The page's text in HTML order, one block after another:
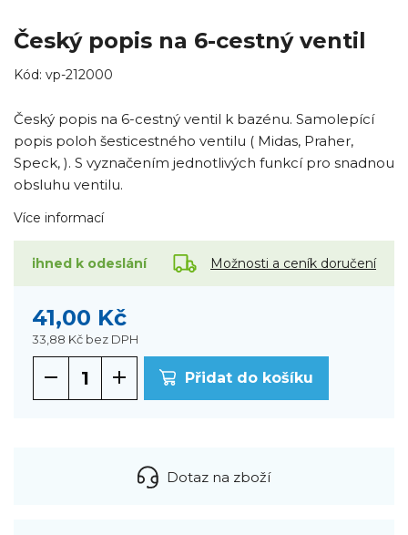
Český popis na 6-cestný ventil
Kód: vp-212000
Český popis na 6-cestný ventil k bazénu. Samolepící
popis poloh šesticestného ventilu ( Midas, Praher,
Speck, ). S vyznačením jednotlivých funkcí pro snadnou
obsluhu ventilu.
Více informací
ihned k odeslání Možnosti a ceník doručení
41,00 Kč
33,88 Kč bez DPH
Přidat do košíku
Dotaz na zboží